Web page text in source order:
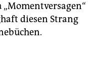
diesen Strang